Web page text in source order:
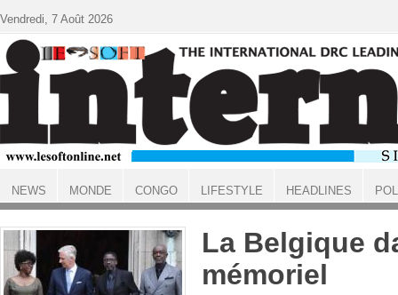
ACCUEIL
La Belgique
mémoriel
Vendredi, 7 Août 2026
NEWS MONDE CONGO LIFESTYLE HEADLINES